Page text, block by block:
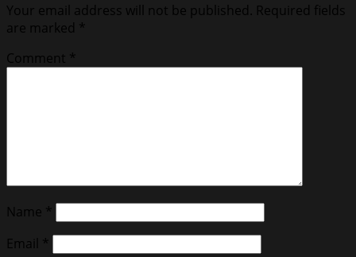
Your email address will not be published. Required fields
are marked *
Comment *
Name *
Email
*